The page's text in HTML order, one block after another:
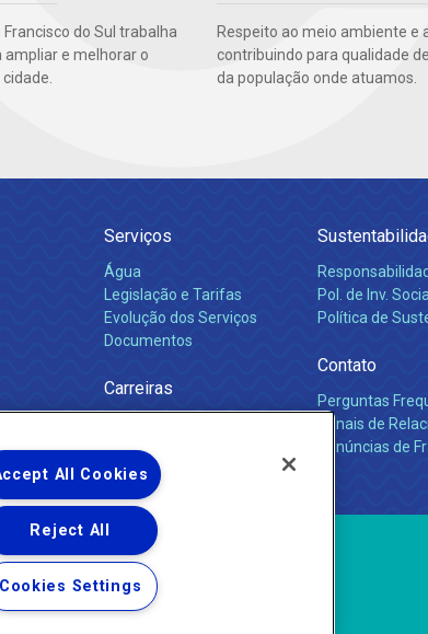
do Sul trabalha
ampliar e melhorar o
Respeito ao meio ambiente e
contribuindo para qualidade
da população onde atuamos.
Serviços
Água
Legislação e Tarifas
Evolução dos Serviços
Documentos
Carreiras
Pol. de Inv.
Política de
Contato
Perguntas
Canais de
Denúncias de
Reservados.
All Cookies
Reject All
Cookies Settings